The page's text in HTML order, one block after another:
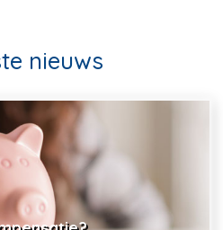
nieuws